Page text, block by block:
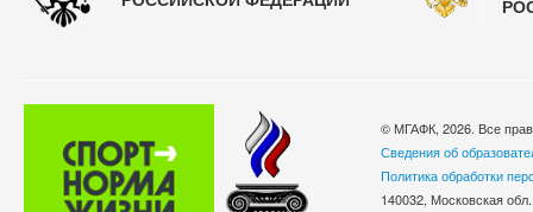
© МГАФК, 2026. Все
Сведения об
Политика обработки
140032, Московская